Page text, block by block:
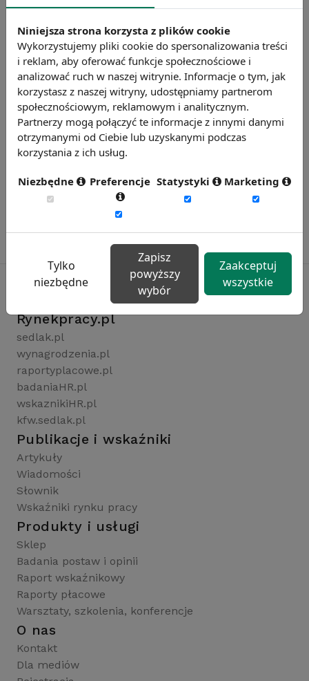
Chcesz wiedzieć więcej?
Zobacz więcej wiadomości
Rynekpracy.pl
sedlak.pl
wynagrodzenia.pl
raportyplacowe.pl
badaniaHR.pl
wskaznikiHR.pl
kfw.sedlak.pl
Publikacje i wskaźniki
Artykuły
Wiadomości
Słownik
Wskaźniki rynku pracy
Produkty i usługi
Sklep
Badania postaw i opinii
Raport wskaźnikowy
Raporty płacowe
Warsztaty, szkolenia, konferencje
O nas
Kontakt
Dla mediów
Niniejsza strona korzysta z plików cookie
Wykorzystujemy pliki cookie do spersonalizowania treści
i reklam, aby oferować funkcje społecznościowe i
analizować ruch w naszej witrynie. Informacje o tym, jak
korzystasz z naszej witryny, udostępniamy partnerom
społecznościowym, reklamowym i analitycznym.
Partnerzy mogą połączyć te informacje z innymi danymi
otrzymanymi od Ciebie lub uzyskanymi podczas
korzystania z ich usług.
Niezbędne Preferencje Statystyki Marketing
Tylko
niezbędne
Zapisz
powyższy
wybór
Zaakceptuj
wszystkie